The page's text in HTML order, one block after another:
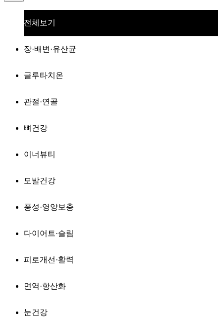
전체보기
장·배변·유산균
글루타치온
관절·연골
뼈건강
이너뷰티
모발건강
풍성·영양보충
다이어트·슬림
피로개선·활력
면역·항산화
눈건강